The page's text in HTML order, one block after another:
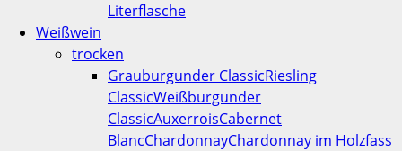
Literflasche
Weißwein
trocken
Grauburgunder ClassicRiesling
ClassicWeißburgunder
ClassicAuxerroisCabernet
BlancChardonnayChardonnay im Holzfass